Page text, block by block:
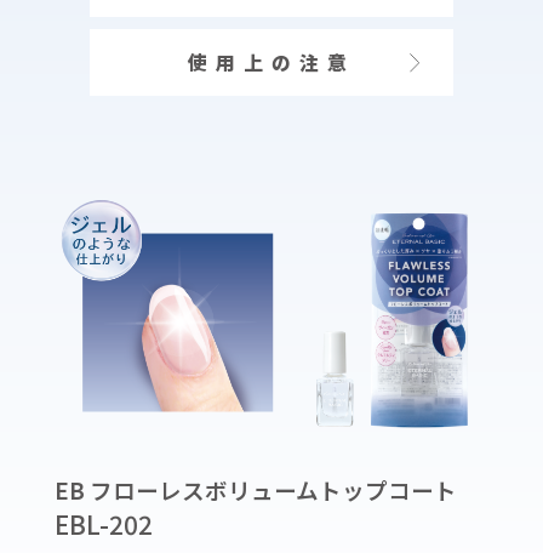
使用上の注意
EB フローレスボリュームトップコート
EBL-202